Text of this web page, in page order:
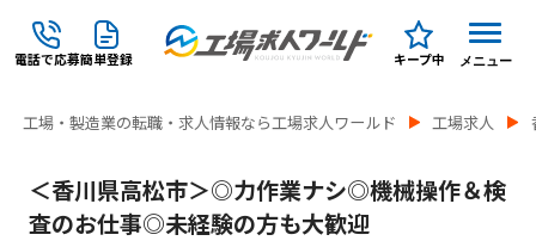
電話で応募簡単登録 キープ中 メニュー
工場・製造業の転職・求人情報なら工場求人ワールド 工場求人
＜香川県高松市＞◎力作業ナシ◎機械操作＆検
査のお仕事◎未経験の方も大歓迎